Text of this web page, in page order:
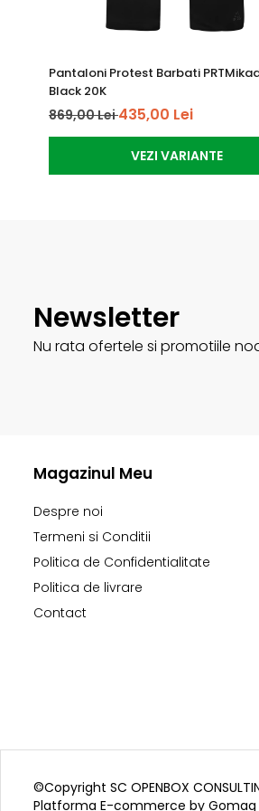
Pantaloni Protest Barbati
Black 20K
869,00 Lei435,00 Lei
VEZI VARIANTE
Newsletter
Nu rata ofertele si promotiile
Magazinul Meu
Despre noi
Termeni si Conditii
Politica de Confidentialitate
Politica de livrare
Contact
©Copyright SC OPENBOX
Platforma E-commerce by Gomag